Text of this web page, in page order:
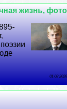
жизнь, фото
01 08